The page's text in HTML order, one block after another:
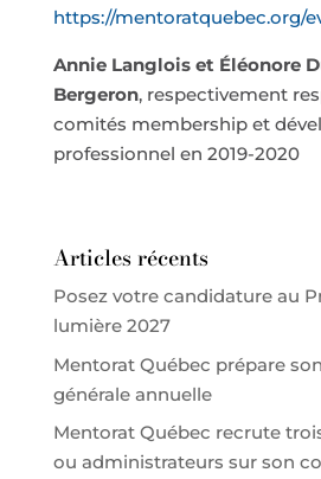
https://mentoratquebec.org/
Annie Langlois et Éléonore
Bergeron, respectivement
comités membership et
professionnel en 2019-2020
Articles récents
Posez votre candidature au
lumière 2027
Mentorat Québec prépare
générale annuelle
Mentorat Québec recrute
ou administrateurs sur son